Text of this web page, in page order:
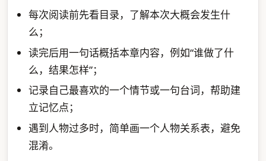
每次阅读前先看目录，了解本次大概会发生什
么；
读完后用一句话概括本章内容，例如“谁做了什
么，结果怎样”；
记录自己最喜欢的一个情节或一句台词，帮助建
立记忆点；
遇到人物过多时，简单画一个人物关系表，避免
混淆。